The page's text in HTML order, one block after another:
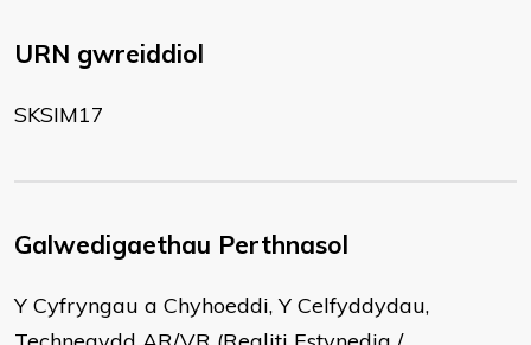
URN gwreiddiol
SKSIM17
Galwedigaethau Perthnasol
Y Cyfryngau a Chyhoeddi, Y Celfyddydau,